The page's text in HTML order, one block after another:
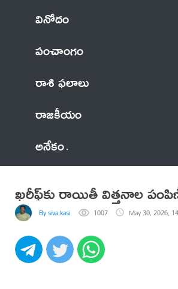
వినోదం
పంచాంగం
రాశి ఫలాలు
రాజకీయం
అనేకం
ఖరీఫ్‌కు రాయితీ విత్తనాల
By siva kasi 1007 May 30, 2026,